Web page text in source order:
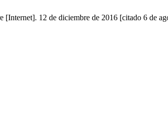
[Internet]. 12 de diciembre de 2016 [citado 6 de